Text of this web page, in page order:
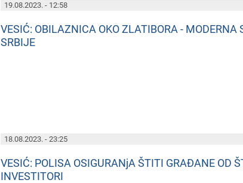
19.08.2023. - 12:58
VESIĆ: OBILAZNICA OKO ZLATIBORA -
SRBIJE
18.08.2023. - 23:25
VESIĆ: POLISA OSIGURANjA ŠTITI GRAĐANE OD
INVESTITORI